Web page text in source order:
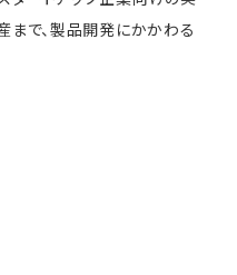
まで、製品開発にかかわる